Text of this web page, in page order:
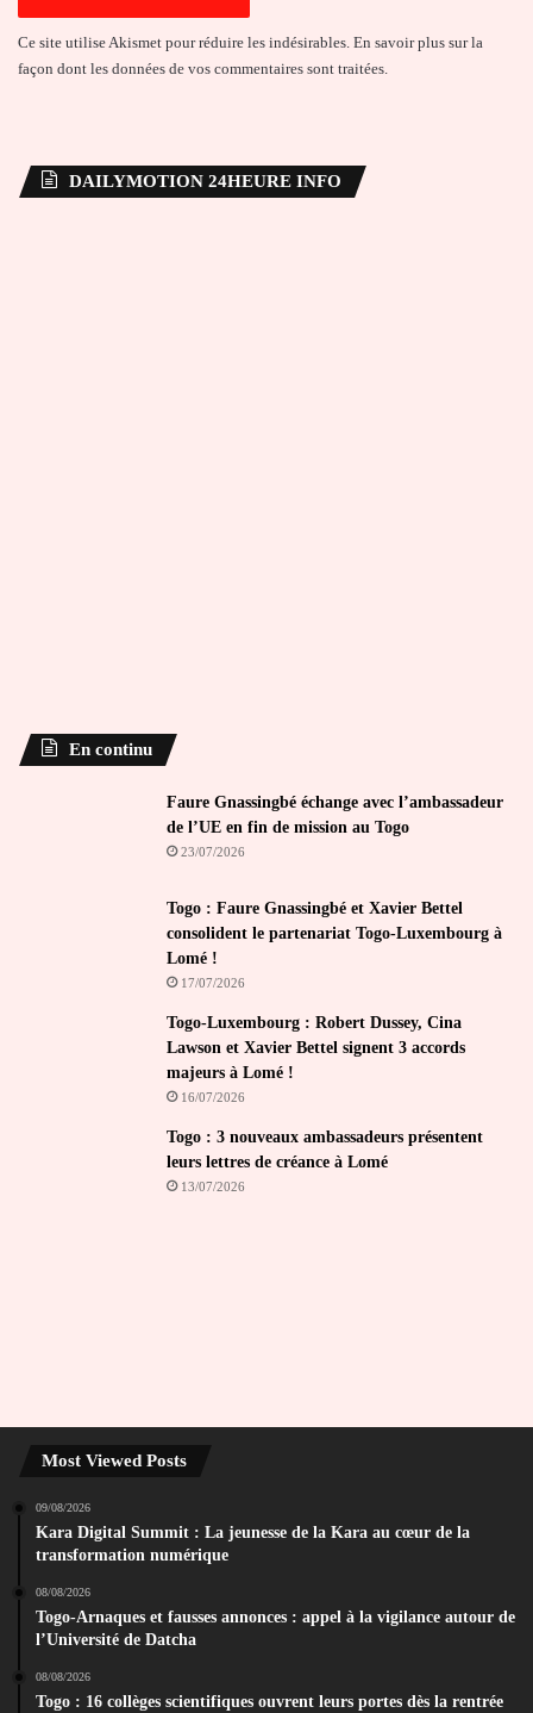
Ce site utilise Akismet pour réduire les indésirables. En savoir plus sur la
façon dont les données de vos commentaires sont traitées
DAILYMOTION 24HEURE INFO
En continu
Faure Gnassingbé échange avec l’ambassadeur
de l’UE en fin de mission au Togo
23/07/2026
Togo : Faure Gnassingbé et Xavier Bettel
consolident le partenariat Togo-Luxembourg à
Lomé !
17/07/2026
Togo-Luxembourg : Robert Dussey, Cina
Lawson et Xavier Bettel signent 3 accords
majeurs à Lomé !
16/07/2026
Togo : 3 nouveaux ambassadeurs présentent
leurs lettres de créance à Lomé
13/07/2026
Most Viewed Posts
09/08/2026
Kara Digital Summit : La jeunesse de la Kara au cœur de la
transformation numérique
08/08/2026
Togo-Arnaques et fausses annonces : appel à la vigilance autour de
l’Université de Datcha
08/08/2026
Togo : 16 collèges scientifiques ouvrent leurs portes dès la rentrée